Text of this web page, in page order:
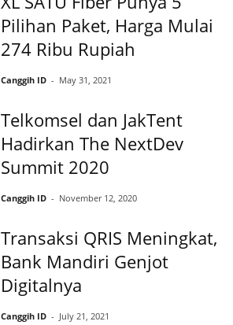
Pilihan Paket, Harga Mulai
274 Ribu Rupiah
Canggih ID - May 31, 2021
Telkomsel dan JakTent
Hadirkan The NextDev
Summit 2020
Canggih ID - November 12, 2020
Transaksi QRIS Meningkat,
Bank Mandiri Genjot
Digitalnya
Canggih ID - July 21, 2021